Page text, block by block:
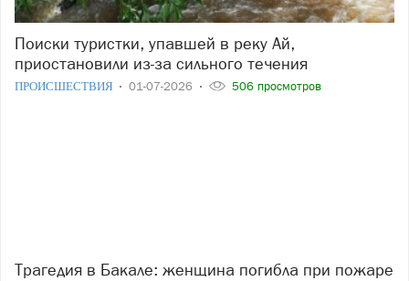
Поиски туристки, упавшей в реку Ай,
приостановили из-за сильного течения
ПРОИСШЕСТВИЯ 01-07-2026 506 просмотров
Трагедия в Бакале: женщина погибла при пожаре